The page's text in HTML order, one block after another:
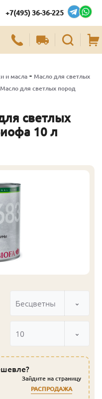
+7(495) 36-36-225
и масла - Масло для светлых
для светлых пород
светлых
10 л
Бесцветный
10
Зайдите на страницу
РАСПРОДАЖА